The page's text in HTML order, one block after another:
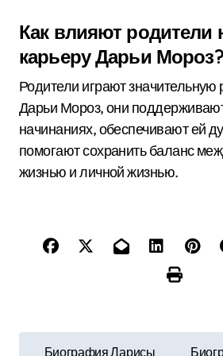
Как влияют родители
карьеру Дарьи Мороз?
Родители играют значительную
Дарьи Мороз, они
начинаниях, обеспечивают ей
помогают сохранить баланс
жизнью и личной жизнью.
Биография Ларисы